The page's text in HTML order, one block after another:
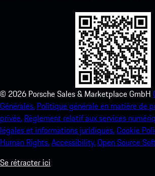
© 2026 Porsche Sales & Marketplace GmbH
Générales. Politique générale en matière de
privée. Règlement relatif aux services
légales et informations juridiques.Cookie
Human Rights.Accessibility.Open Source
Se rétracter ici